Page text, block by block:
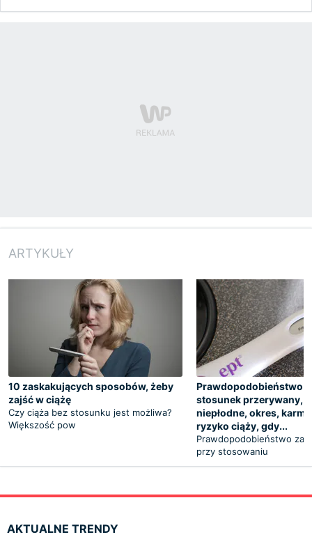
ARTYKUŁY
10 zaskakujących sposobów, żeby
zajść w ciążę
Czy ciąża bez stosunku jest możliwa?
Większość pow
Prawdopodobieństwo
stosunek przerywany,
niepłodne, okres,
ryzyko ciąży, gdy...
Prawdopodobieństwo
przy stosowaniu
AKTUALNE TRENDY